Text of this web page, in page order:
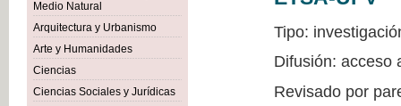
Medio Natural
Arquitectura y Urbanismo
Arte y Humanidades
Ciencias
Ciencias Sociales y Jurídicas
Tipo:
Difusión: acceso
Revisado por